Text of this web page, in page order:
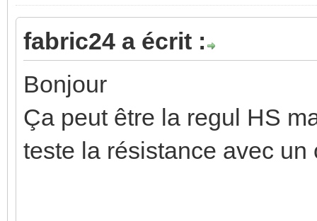
fabric24 a écrit :
Bonjour
Ça peut être la regul HS
teste la résistance avec un